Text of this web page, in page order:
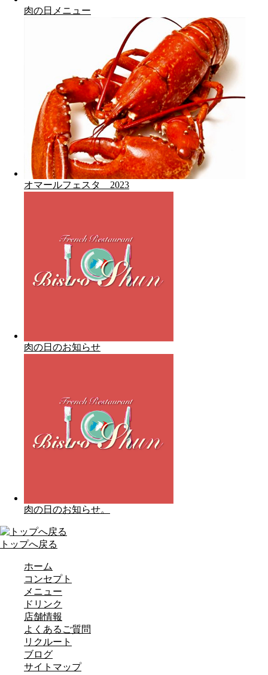
肉の日メニュー
オマールフェスタ 2023
肉の日のお知らせ
肉の日のお知らせ。
トップへ戻る
ホーム
コンセプト
メニュー
ドリンク
店舗情報
よくあるご質問
リクルート
ブログ
サイトマップ